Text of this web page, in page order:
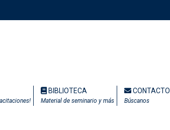
BIBLIOTECA
Material de seminario y más
CONTACTO
Búscanos